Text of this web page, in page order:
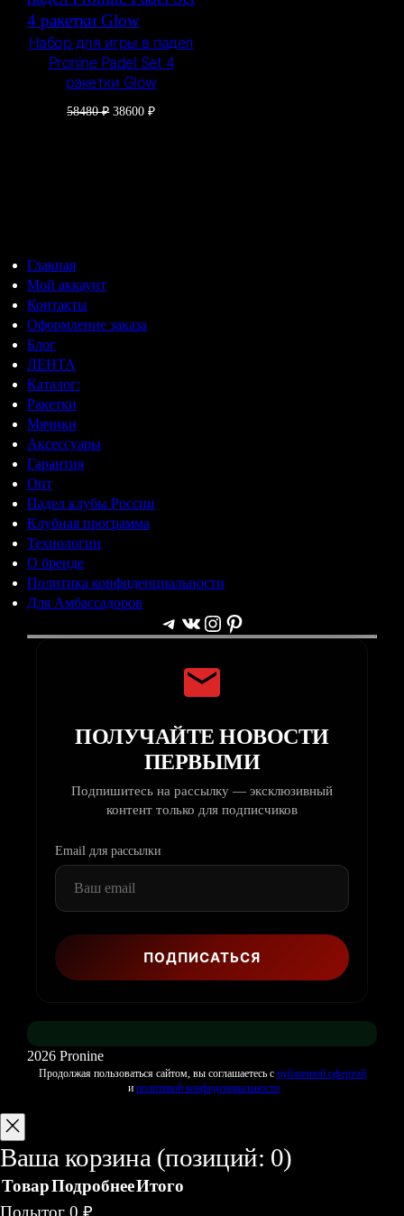
Набор для игры в падел
Pronine Padel Set 4
ракетки Glow
58480₽ Первоначальная
38600₽Текущая
Главная
Мой аккаунт
Контакты
Оформление заказа
Блог
ЛЕНТА
Каталог:
Ракетки
Мячики
Аксессуары
Гарантия
Опт
Падел клубы России
Клубная программа
Технологии
О бренде
Политика конфиденциальности
Для Амбассадоров
Telegram ВКонтакте Instagram Pinterest
ПОЛУЧАЙТЕ НОВОСТИ
ПЕРВЫМИ
Подпишитесь на рассылку — эксклюзивный
контент только для подписчиков
Email для рассылки
2026 Pronine
Продолжая пользоваться сайтом, вы соглашаетесь с публичной офертой
и политикой конфиденциальности
Ваша корзина (позиций: 0)
ТоварПодробнееИтого
Подытог 0 ₽